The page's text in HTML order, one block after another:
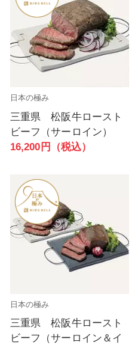
日本の極み
三重県 松阪牛ロースト
ビーフ（サーロイン）
16,200円（税込）
日本の極み
三重県 松阪牛ロースト
ビーフ（サーロイン＆イ